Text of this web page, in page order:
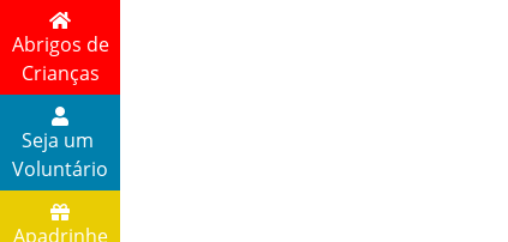
Abrigos de
Crianças
Seja um
Voluntário
Apadrinhe